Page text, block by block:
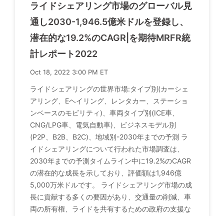
ライドシェアリング市場のグローバル見
通し2030-1,946.5億米ドルを登録し、
潜在的な19.2%のCAGR|を期待MRFR統
計レポート2022
Oct 18, 2022 3:00 PM ET
ライドシェアリングの世界市場:タイプ別(カーシェ
アリング、Eヘイリング、レンタカー、ステーショ
ンベースのモビリティ)、車両タイプ別(ICE車、
CNG/LPG車、電気自動車)、ビジネスモデル別
(P2P、B2B、B2C)、地域別-2030年までの予測 ラ
イドシェアリングについて行われた市場調査は、
2030年までの予測タイムライン中に19.2%のCAGR
の潜在的な成長を示しており、評価額は1,946億
5,000万米ドルです。 ライドシェアリング市場の成
長に貢献する多くの要因があり、交通量の削減、車
両の所有権、ライドを共有するための政府の支援な